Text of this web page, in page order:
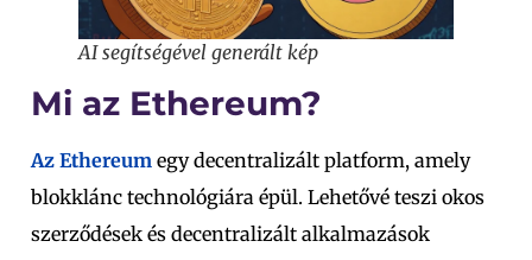
AI segítségével generált kép
Mi az Ethereum?
Az Ethereum egy decentralizált platform, amely
blokklánc technológiára épül. Lehetővé teszi okos
szerződések és decentralizált alkalmazások